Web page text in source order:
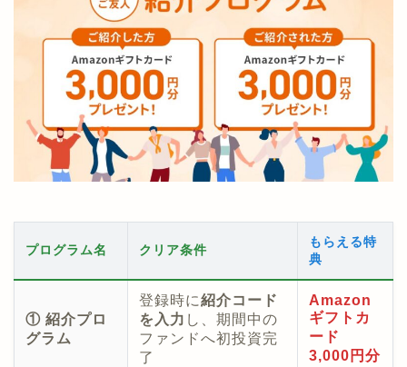
プログラム名 クリア条件
もらえる特
典
① 紹介プロ
グラム
登録時に紹介コード
を入力 し、期間中の
ファンドへ初投資完
了
Amazon
ギフトカ
ード
3,000円分